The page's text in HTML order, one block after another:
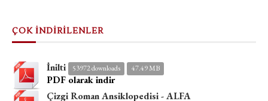
ÇOK İNDİRİLENLER
İnilti 53972 downloads 47.49 MB
PDF olarak indir
Çizgi Roman Ansiklopedisi - ALFA